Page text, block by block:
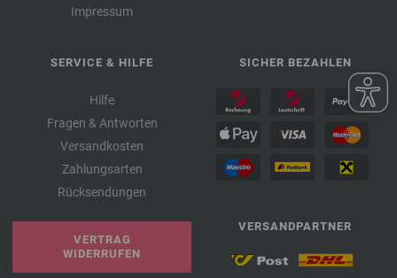
Impressum
SERVICE & HILFE
Hilfe
Fragen & Antworten
Versandkosten
Zahlungsarten
Rücksendungen
VERTRAG
WIDERRUFEN
SICHER BEZAHLEN
VERSANDPARTNER